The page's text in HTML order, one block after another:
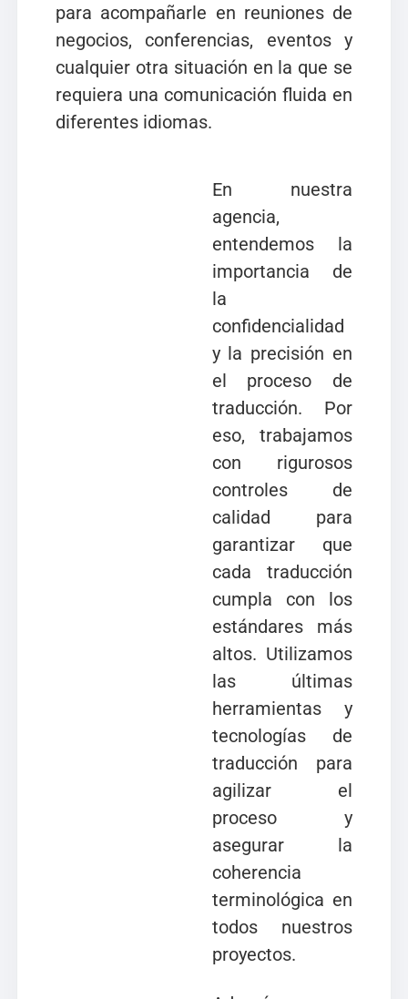
para acompañarle en reuniones de
negocios, conferencias, eventos y
cualquier otra situación en la que se
requiera una comunicación fluida en
diferentes idiomas.
En nuestra
agencia,
entendemos la
importancia de
la
confidencialidad
y la precisión en
el proceso de
traducción. Por
eso, trabajamos
con rigurosos
controles de
calidad para
garantizar que
cada traducción
cumpla con los
estándares más
altos. Utilizamos
las últimas
herramientas y
tecnologías de
traducción para
agilizar el
proceso y
asegurar la
coherencia
terminológica en
todos nuestros
proyectos.